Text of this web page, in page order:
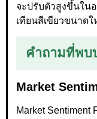
จะปรับตัวสูงขึ้นใน
เทียนสีเขียวขนาด
คำถามที่พบ
Market
Market Sentiment